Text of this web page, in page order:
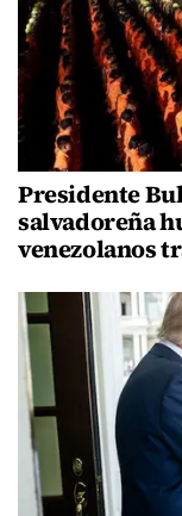
Presidente
salvadoreña
venezolanos